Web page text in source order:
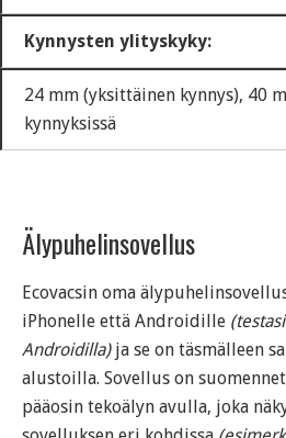
Kynnysten ylityskyky:
24 mm (yksittäinen kynnys), 40
kynnyksissä
Älypuhelinsovellus
Ecovacsin oma
iPhonelle että Androidille
Androidilla)ja se on täsmälleen
alustoilla. Sovellus on
pääosin tekoälyn avulla, joka